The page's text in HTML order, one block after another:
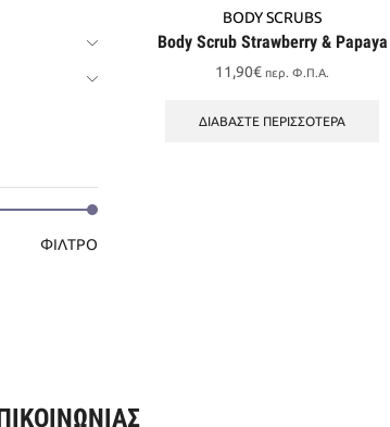
BODY SCRUBS
Body Scrub Strawberry & Papaya
11,90€ περ. Φ.Π.Α.
ΔΙΑΒΆΣΤΕ ΠΕΡΙΣΣΌΤΕΡΑ
Ελάχιστη
Μέγιστη
ΦΊΛΤΡΟ